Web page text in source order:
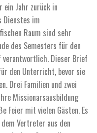
ein Jahr zurück in
Dienstes im
Raum sind sehr
des Semesters für den
Dieser Brief
den Unterricht, bevor sie
Drei Familien und zwei
Missionarsausbildung
Feier mit vielen Gästen. Es
Vertreter aus den